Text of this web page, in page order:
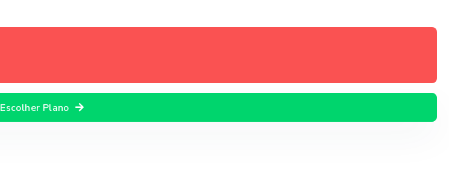
Escolher Plano